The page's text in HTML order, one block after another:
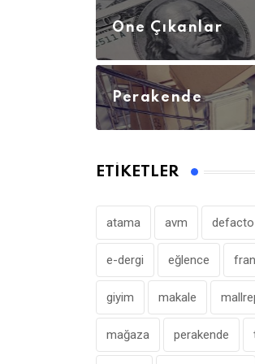
Öne Çıkanlar
Perakende
ETIKETLER
atama avm defacto
e-dergi eğlence
giyim makale
mağaza perakende